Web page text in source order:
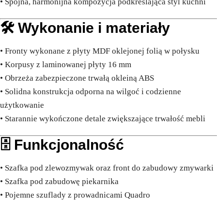
🛠️ Wykonanie i materiały
• Fronty wykonane z płyty MDF oklejonej folią w połysku
• Korpusy z laminowanej płyty 16 mm
• Obrzeża zabezpieczone trwałą okleiną ABS
• Solidna konstrukcja odporna na wilgoć i codzienne
użytkowanie
• Starannie wykończone detale zwiększające trwałość mebli
🗄️ Funkcjonalność
• Szafka pod zlewozmywak oraz front do zabudowy zmywarki
• Szafka pod zabudowę piekarnika
• Pojemne szuflady z prowadnicami Quadro